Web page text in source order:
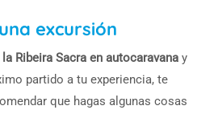
excursión
Ribeira Sacra en autocaravana y
partido a tu experiencia, te
que hagas algunas cosas